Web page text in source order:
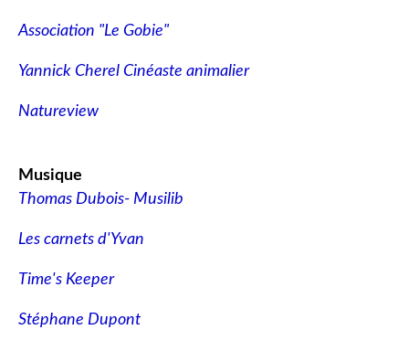
Association "Le Gobie"
Yannick Cherel Cinéaste animalier
Natureview
Musique
Thomas Dubois- Musilib
Les carnets d'Yvan
Time's Keeper
Stéphane Dupont